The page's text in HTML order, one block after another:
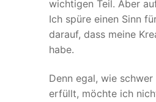
wichtigen Teil. Aber
Ich spüre einen Sinn
darauf, dass meine
habe.
Denn egal, wie
erfüllt, möchte ich